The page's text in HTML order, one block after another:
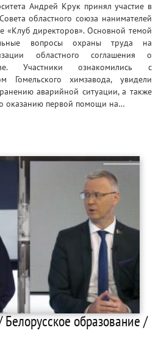
Андрей Крук принял участие в
областного союза нанимателей
«Клуб директоров». Основной темой
вопросы охраны труда на
областного соглашения о
Участники ознакомились с
Гомельского химзавода, увидели
аварийной ситуации, а также
оказанию первой помощи на…
образование /